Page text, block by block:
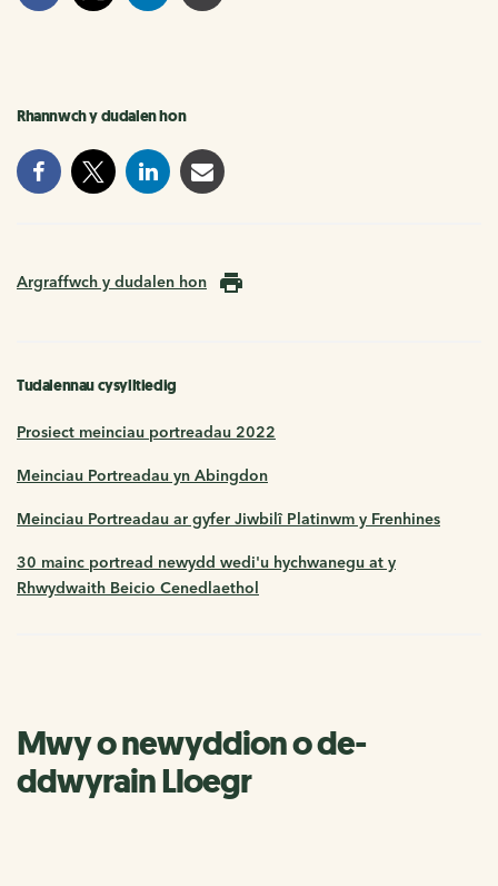
Rhannwch y dudalen hon
Argraffwch y dudalen hon
Tudalennau cysylltiedig
Prosiect meinciau portreadau 2022
Meinciau Portreadau yn Abingdon
Meinciau Portreadau ar gyfer Jiwbilî Platinwm y Frenhines
30 mainc portread newydd wedi'u hychwanegu at y
Rhwydwaith Beicio Cenedlaethol
Mwy o newyddion o de-
ddwyrain Lloegr